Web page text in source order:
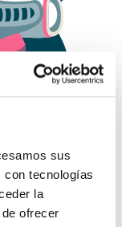
sus
con tecnologías
la
ofrecer
como